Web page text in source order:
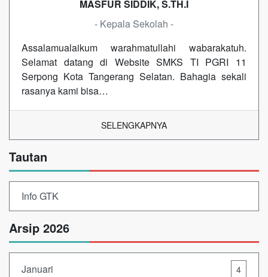
MASFUR SIDDIK, S.TH.I
- Kepala Sekolah -
Assalamualaikum warahmatullahi wabarakatuh.
Selamat datang di Website SMKS TI PGRI 11
Serpong Kota Tangerang Selatan. Bahagia sekali
rasanya kami bisa…
SELENGKAPNYA
Tautan
Info GTK
Arsip 2026
Januari 4